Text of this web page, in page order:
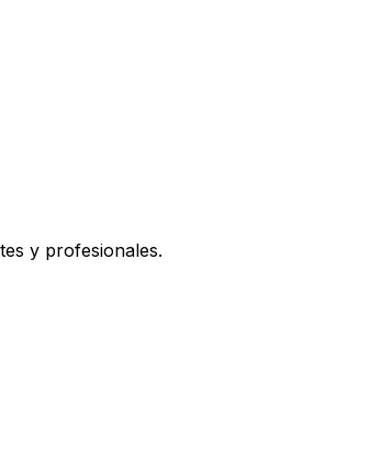
y profesionales.